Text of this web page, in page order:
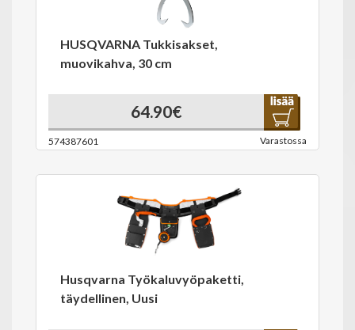
HUSQVARNA Tukkisakset,
muovikahva, 30 cm
64.90€
574387601 Varastossa
Husqvarna Työkaluvyöpaketti,
täydellinen, Uusi